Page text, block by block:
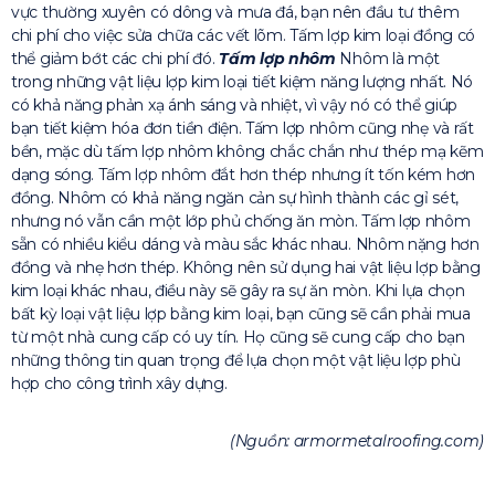
vực thường xuyên có dông và mưa đá, bạn nên đầu tư thêm
chi phí cho việc sửa chữa các vết lõm. Tấm lợp kim loại đồng có
thể giảm bớt các chi phí đó. Tấm lợp nhôm Nhôm là một
trong những vật liệu lợp kim loại tiết kiệm năng lượng nhất. Nó
có khả năng phản xạ ánh sáng và nhiệt, vì vậy nó có thể giúp
bạn tiết kiệm hóa đơn tiền điện. Tấm lợp nhôm cũng nhẹ và rất
bền, mặc dù tấm lợp nhôm không chắc chắn như thép mạ kẽm
dạng sóng. Tấm lợp nhôm đắt hơn thép nhưng ít tốn kém hơn
đồng. Nhôm có khả năng ngăn cản sự hình thành các gỉ sét,
nhưng nó vẫn cần một lớp phủ chống ăn mòn. Tấm lợp nhôm
sẵn có nhiều kiểu dáng và màu sắc khác nhau. Nhôm nặng hơn
đồng và nhẹ hơn thép. Không nên sử dụng hai vật liệu lợp bằng
kim loại khác nhau, điều này sẽ gây ra sự ăn mòn. Khi lựa chọn
bất kỳ loại vật liệu lợp bằng kim loại, bạn cũng sẽ cần phải mua
từ một nhà cung cấp có uy tín. Họ cũng sẽ cung cấp cho bạn
những thông tin quan trọng để lựa chọn một vật liệu lợp phù
hợp cho công trình xây dựng.
(Nguồn: armormetalroofing.com)